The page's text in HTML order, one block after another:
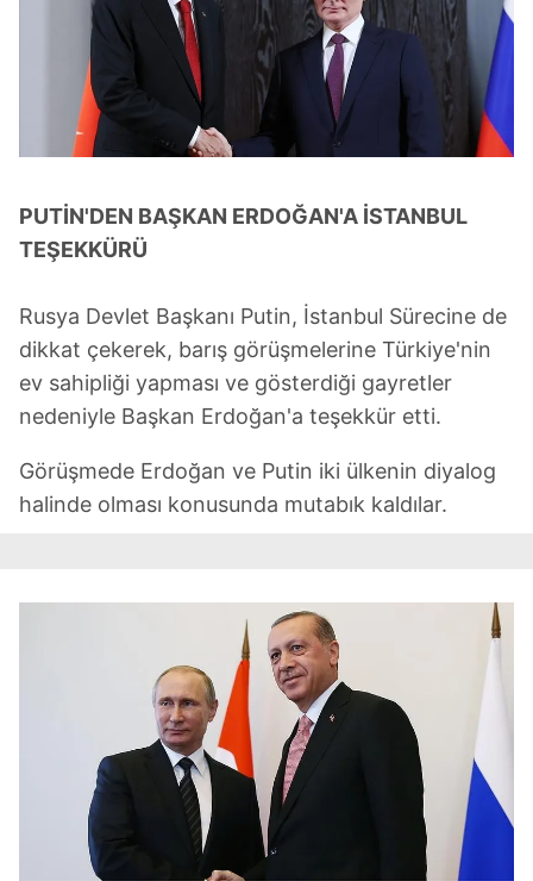
PUTİN'DEN BAŞKAN ERDOĞAN'A İSTANBUL
TEŞEKKÜRÜ
Rusya Devlet Başkanı Putin, İstanbul Sürecine de
dikkat çekerek, barış görüşmelerine Türkiye'nin
ev sahipliği yapması ve gösterdiği gayretler
nedeniyle Başkan Erdoğan'a teşekkür etti.
Görüşmede Erdoğan ve Putin iki ülkenin diyalog
halinde olması konusunda mutabık kaldılar.